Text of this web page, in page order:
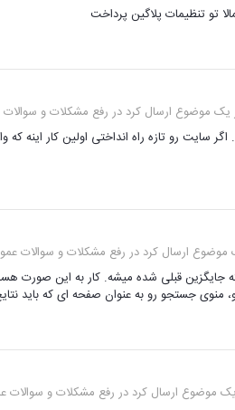
رفع مشکلات و سوالات
سایت رو تازه راه انداختی اولین کار اینه
رفع مشکلات و سوالات عمومی
پیشرفته جایگزین قبلی شده میشه. کار به
رو به عنوان صفحه ای که باید نتایج رو نشون بده
رفع مشکلات و سوالات